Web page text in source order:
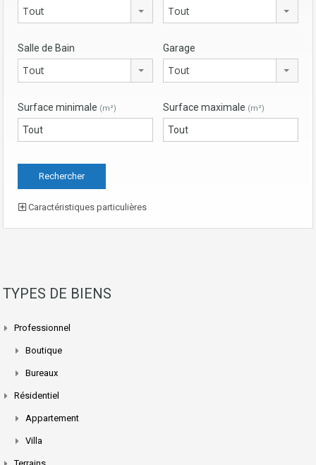
Tout Tout
Salle de Bain
Tout
Garage
Tout
Surface minimale (m²) Surface maximale (m²)
Caractéristiques particulières
TYPES DE BIENS
Professionnel
Boutique
Bureaux
Résidentiel
Appartement
Villa